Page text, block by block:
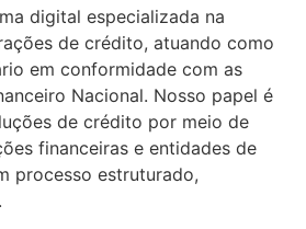
digital especializada na
de crédito, atuando como
em conformidade com as
Nacional. Nosso papel é
de crédito por meio de
financeiras e entidades de
processo estruturado,